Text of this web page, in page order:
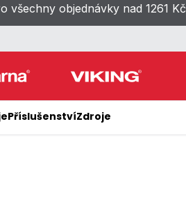
všechny objednávky nad 1261 Kč
PříslušenstvíZdroje